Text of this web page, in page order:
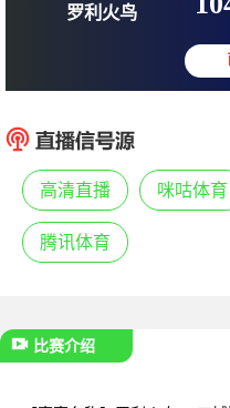
罗利火鸟
高清直播 咪咕体育
腾讯体育
比赛介绍